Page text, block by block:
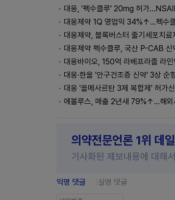
대웅, '펙수클루' 20mg 허가
대웅제약 1Q 영업익 34%↑…펙수클
대웅제약, 블록버스터 줄기세포치
대웅제약 펙수클루, 국산 P-CAB 신
대웅바이오, 150억 라베프라졸 라
대웅·한올 '안구건조증 신약' 3상 순
대웅 '올메사르탄 3제 복합제' 허가
에볼루스, 매출 2년새 79%↑…해외
의약전문언론 1위 데
기사화된 제보내용에 대해
익명 댓글 실명 댓글